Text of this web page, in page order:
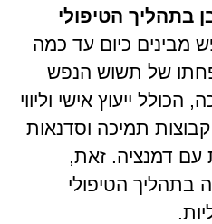
בתהליך הטיפולי
מבינים כיום עד כמה
של תשוש הנפש
ייעוץ אישי וליווי
תמיכה וסדנאות
דמנציה. זאת,
בתהליך הטיפולי